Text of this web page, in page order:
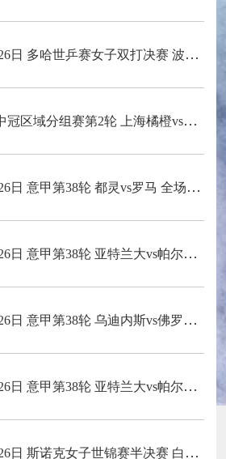
赛女子双打决赛 波尔卡诺娃/斯佐科斯vs王曼昱/蒯曼 全场录像回放
域分组赛第2轮 上海橘橙vs泉州青工 全场录像
意甲第38轮 都灵vs罗马 全场录像回放
意甲第38轮 亚特兰大vs帕尔马 全场录像回放
甲第38轮 乌迪内斯vs佛罗伦萨 全场录像回放
意甲第38轮 亚特兰大vs帕尔马 全场录像回放
克女子世锦赛半决赛 白雨露vs夏雨滢 全场录像回放